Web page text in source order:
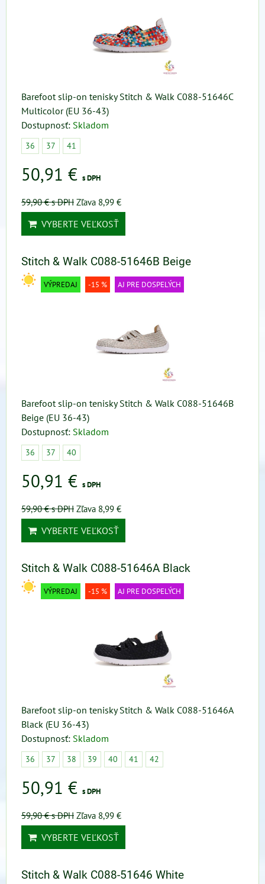
Barefoot slip-on tenisky Stitch & Walk C088-51646C
Multicolor (EU 36-43)
Dostupnosť: Skladom
36 37 41
50,91 € s DPH
59,90 €s DPH Zľava 8,99 €
VYBERTE VEĽKOSŤ
Stitch & Walk C088-51646B Beige
VÝPREDAJ -15 % AJ PRE DOSPELÝCH
Barefoot slip-on tenisky Stitch & Walk C088-51646B
Beige (EU 36-43)
Dostupnosť: Skladom
36 37 40
50,91 € s DPH
59,90 €s DPH Zľava 8,99 €
VYBERTE VEĽKOSŤ
Stitch & Walk C088-51646A Black
VÝPREDAJ -15 % AJ PRE DOSPELÝCH
Barefoot slip-on tenisky Stitch & Walk C088-51646A
Black (EU 36-43)
Dostupnosť: Skladom
36 37 38 39 40 41 42
50,91 € s DPH
59,90 €s DPH Zľava 8,99 €
VYBERTE VEĽKOSŤ
Stitch & Walk C088-51646 White